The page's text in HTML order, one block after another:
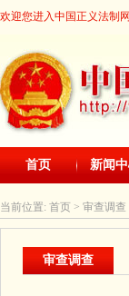
欢迎您进入中国正义法制网
首页 新闻
当前位置: 首页 > 审查调查
审查调查